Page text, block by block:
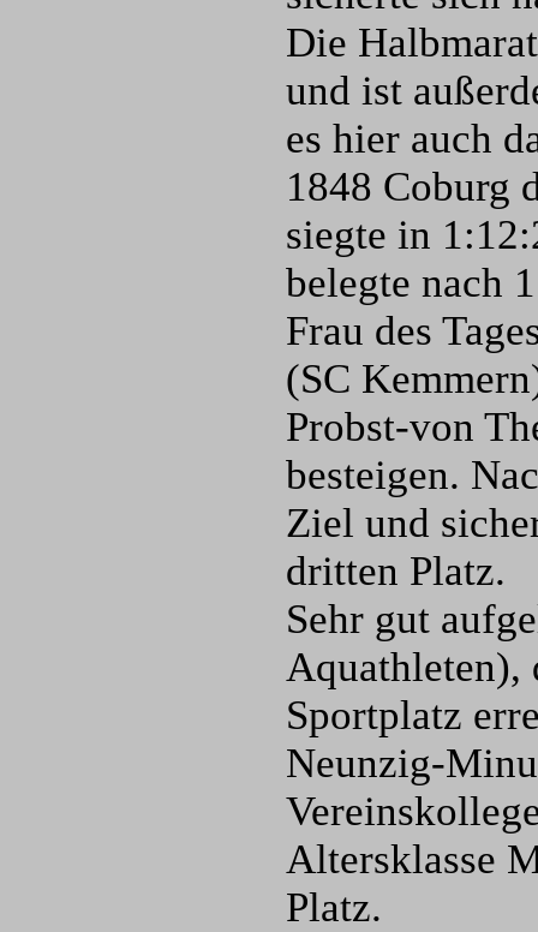
Die
und ist
es hier auch
1848 Coburg
siegte in
belegte nach
Frau des
(SC
Probst-von
besteigen.
Ziel und
dritten Platz.
Sehr gut
Aquathleten),
Sportplatz
Neunzig-
Altersklasse
Platz.